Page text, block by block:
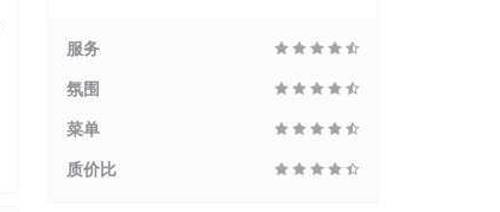
服务
氛围
菜单
质价比